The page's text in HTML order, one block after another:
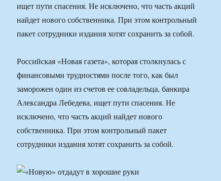
ищет пути спасения. Не исключено, что часть акций
найдет нового собственника. При этом контрольный
пакет сотрудники издания хотят сохранить за собой.
Российская «Новая газета», которая столкнулась с
финансовыми трудностями после того, как был
заморожен один из счетов ее совладельца, банкира
Александра Лебедева, ищет пути спасения. Не
исключено, что часть акций найдет нового
собственника. При этом контрольный пакет
сотрудники издания хотят сохранить за собой.